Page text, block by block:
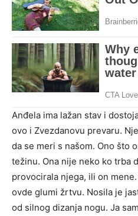
Anđela ima lažan stav i
ovo i Zvezdanovu prevaru.
da se meri s našom. Ono što
težinu. Ona nije neko ko trba
provocirala njega, ili on
ovde glumi žrtvu. Nosila je
od silnog dizanja nogu. Ja